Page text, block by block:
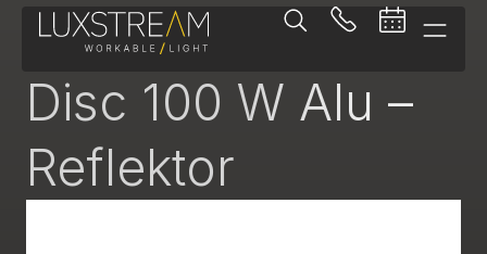
Disc 100 W Alu –
Reflektor